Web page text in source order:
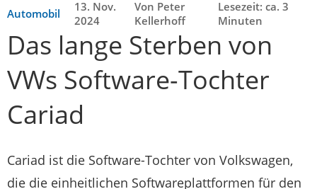
Automobil
13. Nov.
2024
Von Peter
Kellerhoff
Lesezeit: ca. 3
Minuten
Das lange Sterben von
VWs Software-Tochter
Cariad
Cariad ist die Software-Tochter von Volkswagen,
die die einheitlichen Softwareplattformen für den